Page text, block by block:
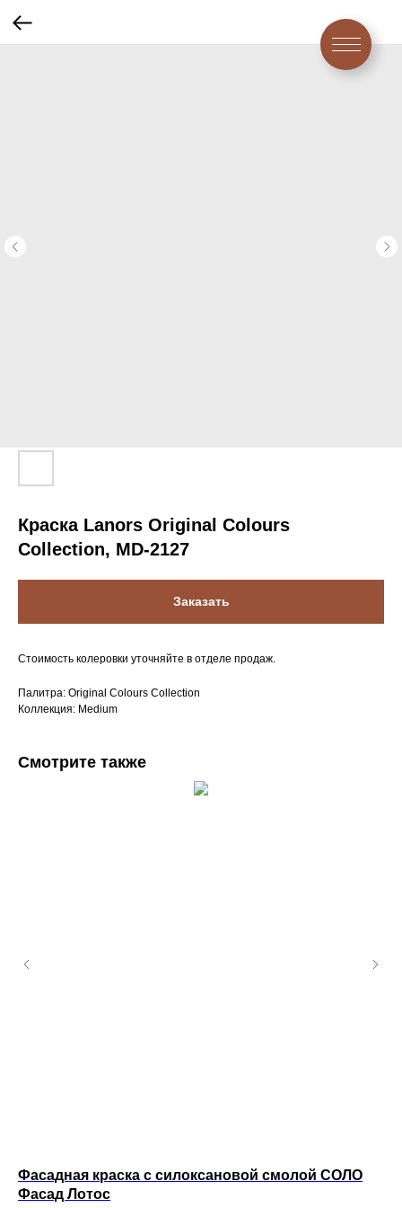
Краска Lanors Original Colours
Collection, MD-2127
Заказать
Стоимость колеровки уточняйте в отделе продаж.
Палитра: Original Colours Collection
Коллекция: Medium
Смотрите также
Фасадная краска с силоксановой смолой СОЛО
Фасад Лотос